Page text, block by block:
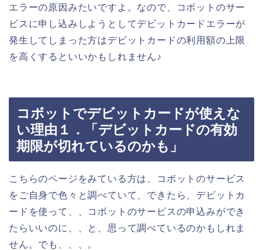
エラーの原因みたいですよ。なので、コボットのサー
ビスに申し込みしようとしてデビットカードエラーが
発生してしまった方はデビットカードの利用額の上限
を高くするといいかもしれません♪
コボットでデビットカードが使えな
い理由１．「デビットカードの有効
期限が切れているのかも」
こちらのページをみている方は、コボットのサービス
をご自身で色々と調べていて、できたら、デビットカ
ードを使って、、コボットのサービスの申込みができ
たらいいのに、、と、思って調べているのかもしれま
せん。でも、、、。